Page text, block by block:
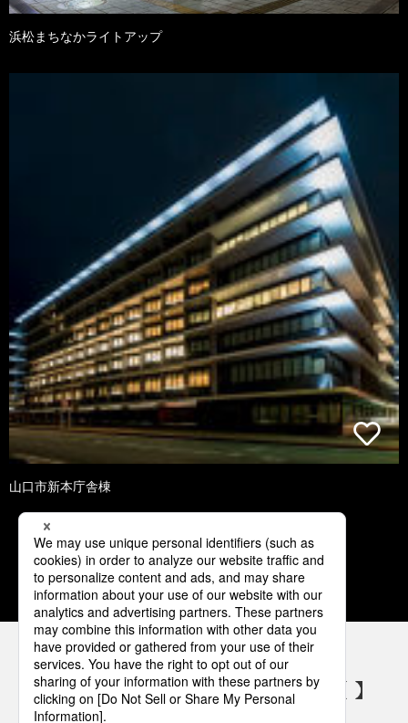
浜松まちなかライトアップ
山口市新本庁舎棟
1 2 3 4 5
パナソニックの電気設備 SNSアカウント